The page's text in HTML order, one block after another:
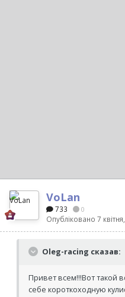
VoLan
733 0
Опубліковано 7
Oleg-racing сказав:
Привет всем!!!Вот такой
себе короткоходную